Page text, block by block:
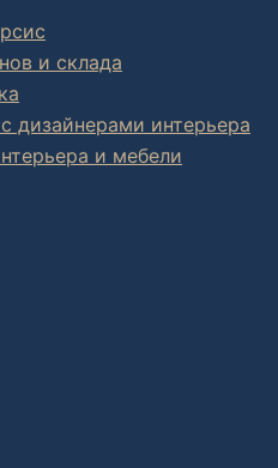
и склада
дизайнерами интерьера
и мебели
(кожа)
замер, подготовка
магазине дизайнерской